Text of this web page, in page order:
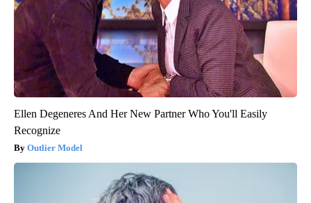
Ellen Degeneres And Her New Partner Who You'll Easily
Recognize
Outlier Model